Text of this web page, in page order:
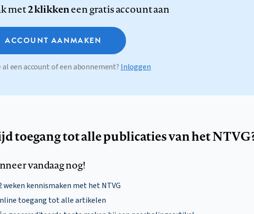
met2 klikkeneen gratis account aan
ACCOUNT AANMAKEN
al een account of een abonnement? Inloggen
toegang tot alle publicaties van het
vandaag nog!
weken kennismaken met het NTVG
toegang tot alle artikelen